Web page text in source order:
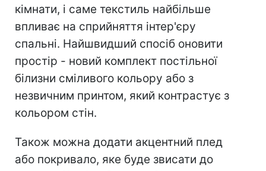
кімнати, і саме текстиль найбільше
впливає на сприйняття інтер'єру
спальні. Найшвидший спосіб оновити
простір - новий комплект постільної
білизни сміливого кольору або з
незвичним принтом, який контрастує з
кольором стін.
Також можна додати акцентний плед
або покривало, яке буде звисати до